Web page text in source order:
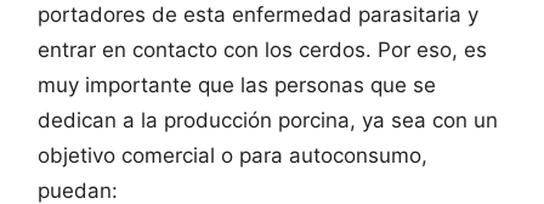
portadores de esta enfermedad parasitaria y
entrar en contacto con los cerdos. Por eso, es
muy importante que las personas que se
dedican a la producción porcina, ya sea con un
objetivo comercial o para autoconsumo,
puedan: